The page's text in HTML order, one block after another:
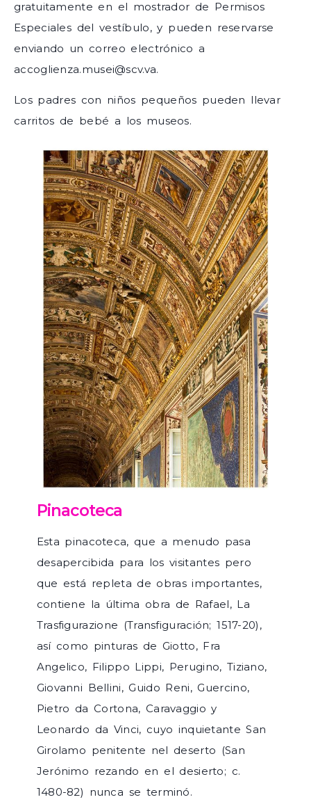
gratuitamente en el mostrador de Permisos
Especiales del vestíbulo, y pueden reservarse
enviando un correo electrónico a
accoglienza.musei@scv.va.
Los padres con niños pequeños pueden llevar
carritos de bebé a los museos.
Pinacoteca
Esta pinacoteca, que a menudo pasa
desapercibida para los visitantes pero
que está repleta de obras importantes,
contiene la última obra de Rafael, La
Trasfigurazione (Transfiguración; 1517-20),
así como pinturas de Giotto, Fra
Angelico, Filippo Lippi, Perugino, Tiziano,
Giovanni Bellini, Guido Reni, Guercino,
Pietro da Cortona, Caravaggio y
Leonardo da Vinci, cuyo inquietante San
Girolamo penitente nel deserto (San
Jerónimo rezando en el desierto; c.
1480-82) nunca se terminó.